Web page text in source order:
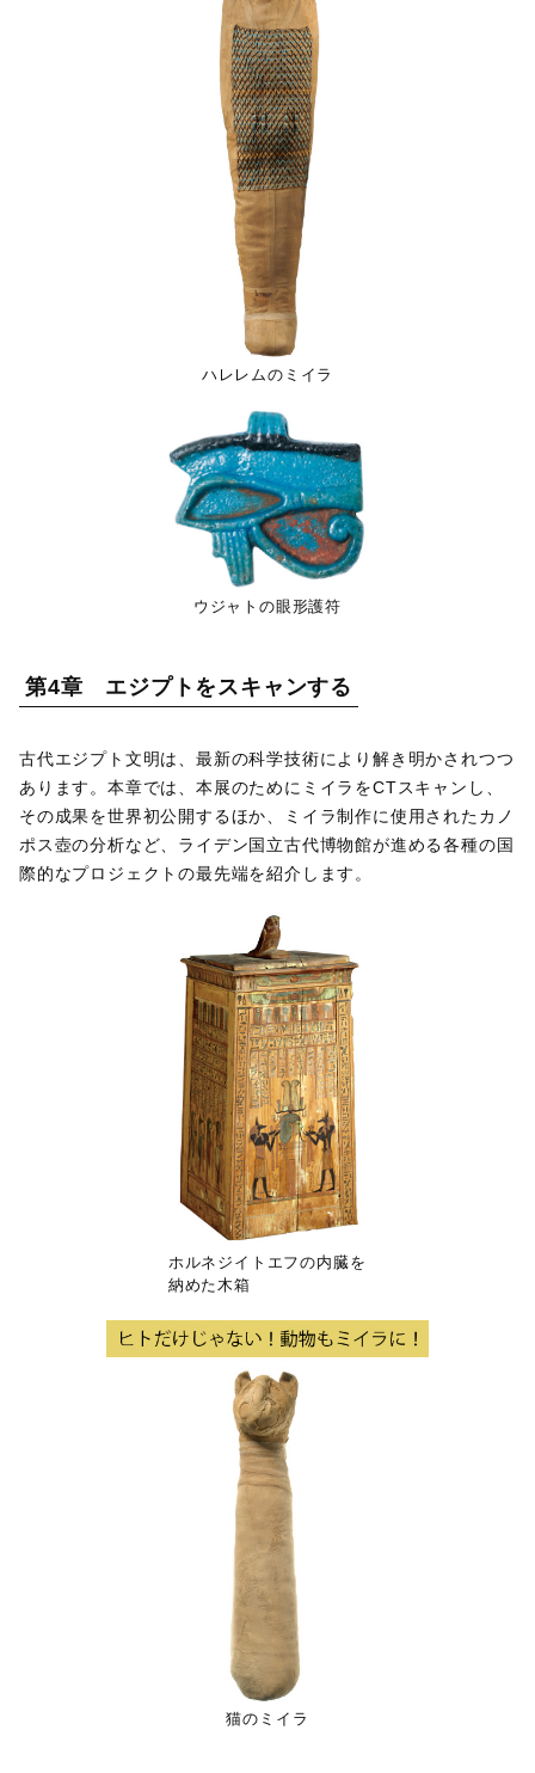
ハレレムのミイラ
ウジャトの眼形護符
第4章 エジプトをスキャンする
古代エジプト文明は、最新の科学技術により解き明かされつつ
あります。本章では、本展のためにミイラをCTスキャンし、
その成果を世界初公開するほか、ミイラ制作に使用されたカノ
ポス壺の分析など、ライデン国立古代博物館が進める各種の国
際的なプロジェクトの最先端を紹介します。
ホルネジイトエフの内臓を
納めた木箱
猫のミイラ